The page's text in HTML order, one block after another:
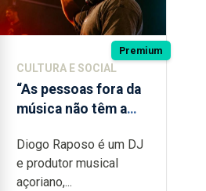
Premium
CULTURA E SOCIAL
“As pessoas fora da
música não têm a
difícil é produzir
uma música”
Diogo Raposo é um DJ
e produtor musical
açoriano,...